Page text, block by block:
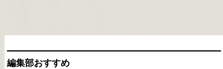
編集部おすすめ